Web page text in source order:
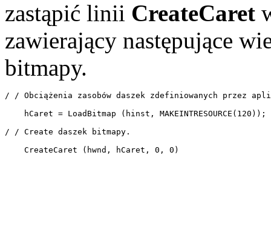
zastąpić linii CreateCaret
zawierający następujące
bitmapy.
/ / Obciążenia zasobów daszek zdefiniowanych przez
    hCaret = LoadBitmap (hinst, MAKEINTRESOURCE(120));
/ / Create daszek bitmapy.
    CreateCaret (hwnd, hCaret, 0, 0)